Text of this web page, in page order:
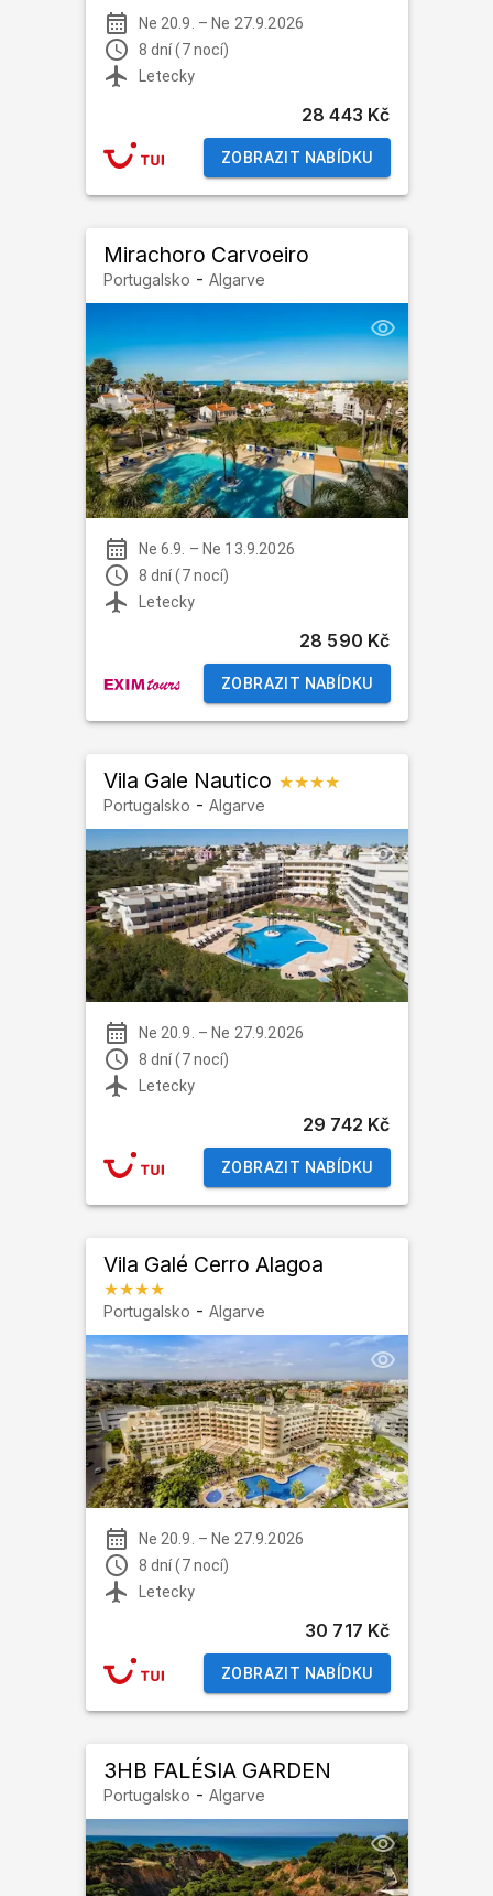
Ne 20.9. – Ne 27.9.2026
8 dní (7 nocí)
Letecky
28 443 Kč
ZOBRAZIT NABÍDKU
Mirachoro Carvoeiro
Portugalsko - Algarve
Ne 6.9. – Ne 13.9.2026
8 dní (7 nocí)
Letecky
28 590 Kč
ZOBRAZIT NABÍDKU
Vila Gale Nautico ★★★★
Portugalsko - Algarve
Ne 20.9. – Ne 27.9.2026
8 dní (7 nocí)
Letecky
29 742 Kč
ZOBRAZIT NABÍDKU
Vila Galé Cerro Alagoa
★★★★
Portugalsko - Algarve
Ne 20.9. – Ne 27.9.2026
8 dní (7 nocí)
Letecky
30 717 Kč
ZOBRAZIT NABÍDKU
3HB FALÉSIA GARDEN
Portugalsko - Algarve